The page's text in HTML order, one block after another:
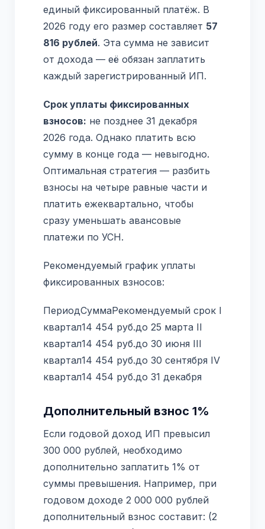
единый фиксированный платёж. В
2026 году его размер составляет 57
816 рублей. Эта сумма не зависит
от дохода — её обязан заплатить
каждый зарегистрированный ИП.
Срок уплаты фиксированных
взносов: не позднее 31 декабря
2026 года. Однако платить всю
сумму в конце года — невыгодно.
Оптимальная стратегия — разбить
взносы на четыре равные части и
платить ежеквартально, чтобы
сразу уменьшать авансовые
платежи по УСН.
Рекомендуемый график уплаты
фиксированных взносов:
ПериодСуммаРекомендуемый срок I
квартал14 454 руб.до 25 марта II
квартал14 454 руб.до 30 июня III
квартал14 454 руб.до 30 сентября IV
квартал14 454 руб.до 31 декабря
Дополнительный взнос 1%
Если годовой доход ИП превысил
300 000 рублей, необходимо
дополнительно заплатить 1% от
суммы превышения. Например, при
годовом доходе 2 000 000 рублей
дополнительный взнос составит: (2